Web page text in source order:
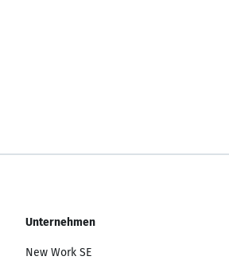
Unternehmen
New Work SE